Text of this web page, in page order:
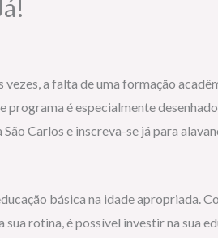
a falta de uma formação
é especialmente
Carlos e inscreva-se já para
básica na idade apropriada.
rotina, é possível investir na sua